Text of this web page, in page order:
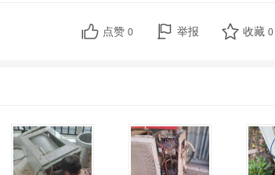
点赞 0 举报 收藏 0